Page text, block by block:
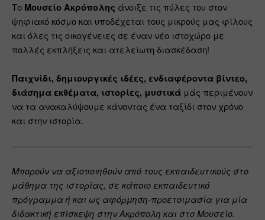
Το Μουσείο Ακρόπολης άνοιξε τις πύλες του στον
ψηφιακό κόσμο και υποδέχεται τους μικρούς μας φίλους
και όλες τις οικογένειες σε έναν νέο ιστοχώρο με
πολλές εκπλήξεις και ατελείωτη διασκέδαση!
Παιχνίδι, δημιουργικές ιδέες, ενδιαφέροντα βίντεο,
διάσημα εκθέματα, ιστορίες, μυστικά μάς περιμένουν
να τα ανακαλύψουμε κάνοντας ένα ταξίδι στον χρόνο
και στην ιστορία.
Μπορούν να αξιοποιηθούν από τους εκπαιδευτικούς στο
μάθημα της ιστορίας, σε κάποιο εκπαιδευτικό
πρόγραμμα ή και ως αφόρμηση-προετοιμασία για μία
διδακτική επίσκεψη στην Ακρόπολη και στο Μουσείο.